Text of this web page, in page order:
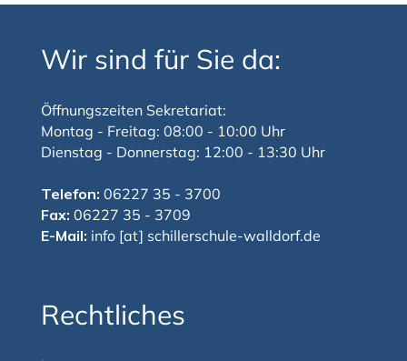
Wir sind für Sie da:
Öffnungszeiten Sekretariat:
Montag - Freitag: 08:00 - 10:00 Uhr
Dienstag - Donnerstag: 12:00 - 13:30 Uhr
Telefon: 06227 35 - 3700
Fax: 06227 35 - 3709
E-Mail: info [at] schillerschule-walldorf.de
Rechtliches